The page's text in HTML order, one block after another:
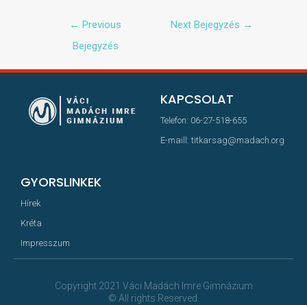
← Previous
Bejegyzés
Next Bejegyzés →
KAPCSOLAT
Telefon: 06-27-518-655
E-maill: titkarsag@madach.org
GYORSLINKEK
Hírek
Kréta
Impresszum
Copyright 2021 Váci Madách Imre Gimnázium
© All rights Reserved.